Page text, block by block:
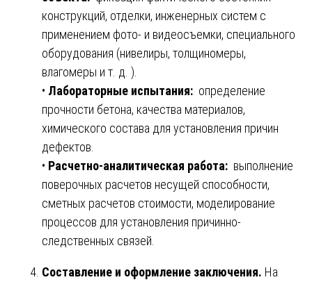
конструкций, отделки, инженерных систем с
применением фото- и видеосъемки, специального
оборудования (нивелиры, толщиномеры,
влагомеры и т. д. ).
• Лабораторные испытания: определение
прочности бетона, качества материалов,
химического состава для установления причин
дефектов.
• Расчетно-аналитическая работа: выполнение
поверочных расчетов несущей способности,
сметных расчетов стоимости, моделирование
процессов для установления причинно-
следственных связей.
Составление и оформление заключения. На